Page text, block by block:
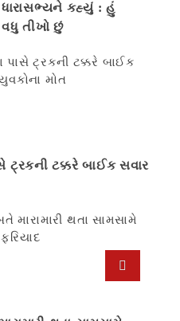
કહ્યું : હું
તીખો છું
ટ્રકની ટક્કરે બાઈક સવાર